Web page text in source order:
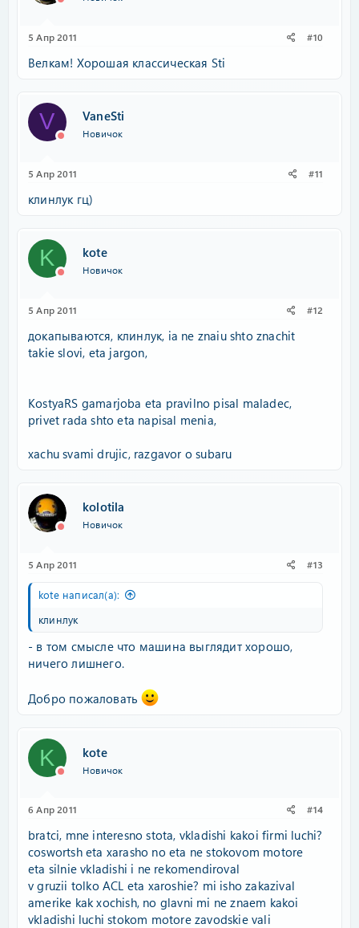
5 Апр 2011 #10
Велкам! Хорошая классическая Sti
V VaneSti
Новичок
5 Апр 2011 #11
клинлук гц)
K kote
Новичок
5 Апр 2011 #12
докапываются, клинлук, ia ne znaiu shto znachit
takie slovi, eta jargon,
KostyaRS gamarjoba eta pravilno pisal maladec,
privet rada shto eta napisal menia,
xachu svami drujic, razgavor o subaru
kolotila
Новичок
5 Апр 2011 #13
kote написал(а):
клинлук
- в том смысле что машина выглядит хорошо,
ничего лишнего.
Добро пожаловать
K kote
Новичок
6 Апр 2011 #14
bratci, mne interesno stota, vkladishi kakoi firmi luchi?
coswortsh eta xarasho no eta ne stokovom motore
eta silnie vkladishi i ne rekomendiroval
v gruzii tolko ACL eta xaroshie? mi isho zakazival
amerike kak xochish, no glavni mi ne znaem kakoi
vkladishi luchi stokom motore zavodskie vali